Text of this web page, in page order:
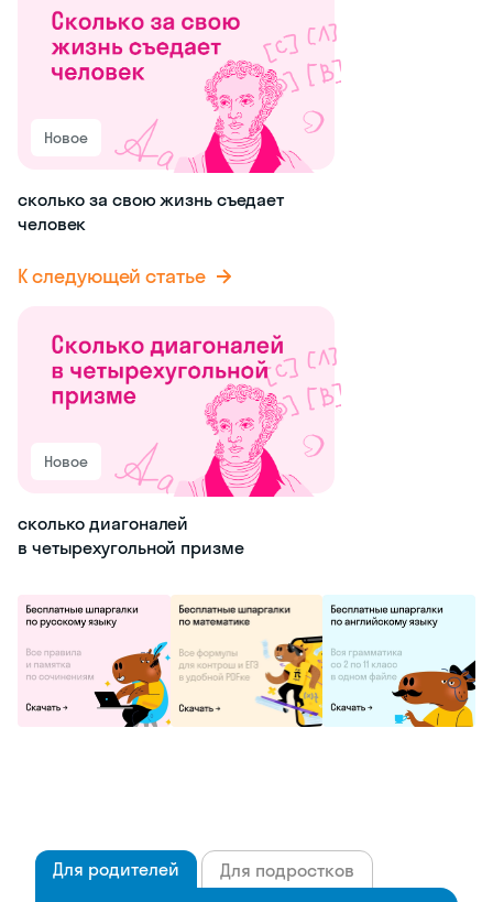
Новое
сколько за свою жизнь съедает
человек
К следующей статье
Новое
сколько диагоналей
в четырехугольной призме
Для родителей Для подростков